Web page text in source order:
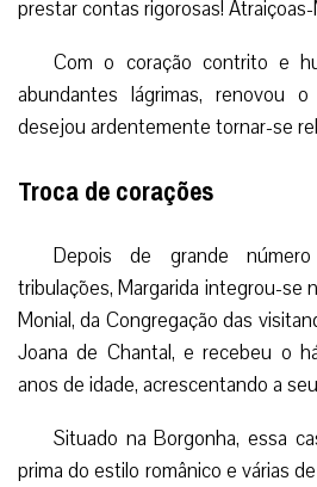
prestar contas rigorosas!
Com o coração contrito e
abundantes lágrimas, renovou
desejou ardentemente tornar-se
Troca de corações
Depois de grande
tribulações, Margarida integrou-se
Monial, da Congregação das
Joana de Chantal, e recebeu o
anos de idade, acrescentando a
Situado na Borgonha, essa
prima do estilo românico e várias